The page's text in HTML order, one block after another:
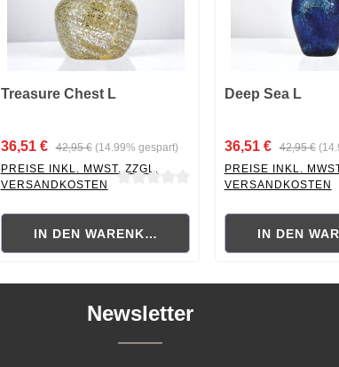
Treasure Chest L
36,51 € 42,95 € (14.99% gespart)
PREISE INKL. MWST. ZZGL.
VERSANDKOSTEN
IN DEN WARENKORB
Deep Sea L
36,51 € 42,95 €
PREISE INKL.
VERSANDKOSTEN
IN DEN
Newsletter